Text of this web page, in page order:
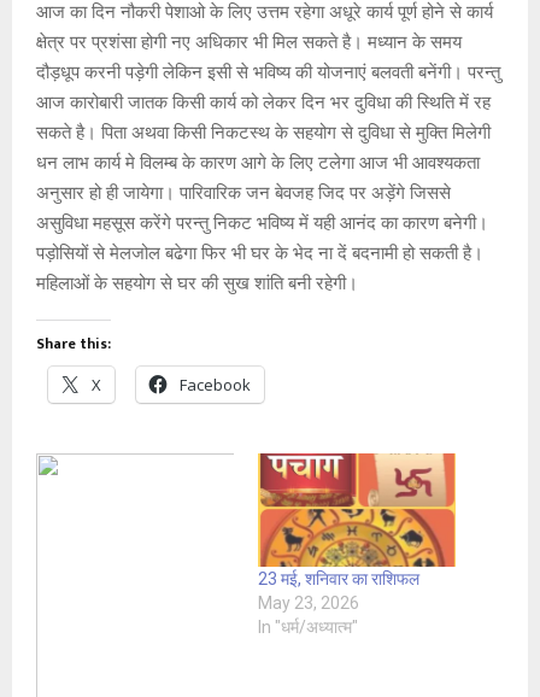
आज का दिन नौकरी पेशाओ के लिए उत्तम रहेगा अधूरे कार्य पूर्ण होने से कार्य
क्षेत्र पर प्रशंसा होगी नए अधिकार भी मिल सकते है। मध्यान के समय
दौड़धूप करनी पड़ेगी लेकिन इसी से भविष्य की योजनाएं बलवती बनेंगी। परन्तु
आज कारोबारी जातक किसी कार्य को लेकर दिन भर दुविधा की स्थिति में रह
सकते है। पिता अथवा किसी निकटस्थ के सहयोग से दुविधा से मुक्ति मिलेगी
धन लाभ कार्य मे विलम्ब के कारण आगे के लिए टलेगा आज भी आवश्यकता
अनुसार हो ही जायेगा। पारिवारिक जन बेवजह जिद पर अड़ेंगे जिससे
असुविधा महसूस करेंगे परन्तु निकट भविष्य में यही आनंद का कारण बनेगी।
पड़ोसियों से मेलजोल बढेगा फिर भी घर के भेद ना दें बदनामी हो सकती है।
महिलाओं के सहयोग से घर की सुख शांति बनी रहेगी।
Share this:
X Facebook
23 मई, शनिवार का राशिफल
May 23, 2026
In "धर्म/अध्यात्म"